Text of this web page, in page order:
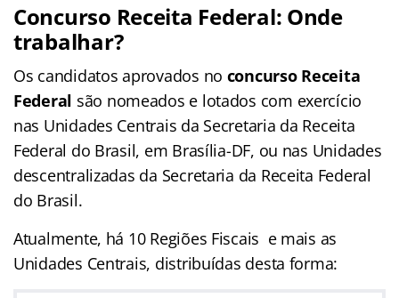
Concurso Receita Federal: Onde
trabalhar?
Os candidatos aprovados no concurso Receita
Federal são nomeados e lotados com exercício
nas Unidades Centrais da Secretaria da Receita
Federal do Brasil, em Brasília-DF, ou nas Unidades
descentralizadas da Secretaria da Receita Federal
do Brasil.
Atualmente, há 10 Regiões Fiscais e mais as
Unidades Centrais, distribuídas desta forma: